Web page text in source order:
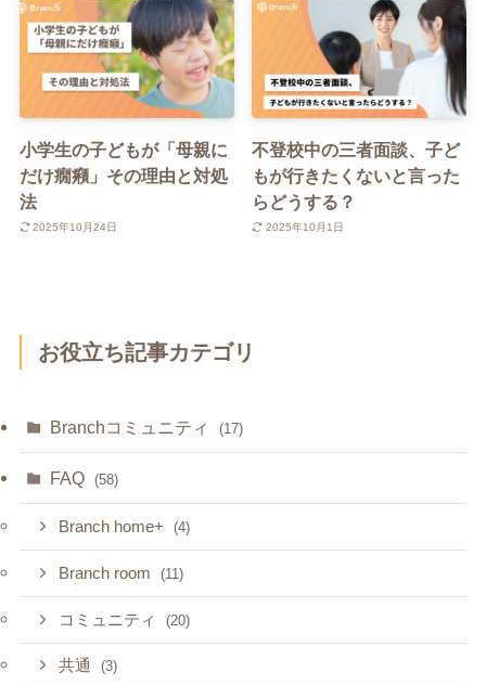
小学生の子どもが「母親に
だけ癇癪」その理由と対処
法
2025年10月24日
不登校中の三者面談、子ど
もが行きたくないと言った
らどうする？
2025年10月1日
お役立ち記事カテゴリ
Branchコミュニティ (17)
FAQ (58)
Branch home+ (4)
Branch room (11)
コミュニティ (20)
共通 (3)